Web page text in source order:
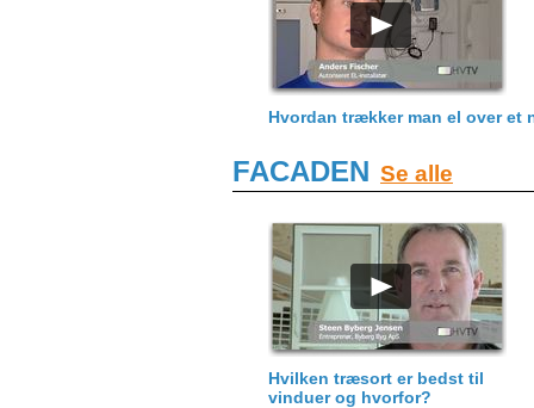
Hvordan trækker man el over et
FACADEN Se alle
Hvilken træsort er bedst til
vinduer og hvorfor?